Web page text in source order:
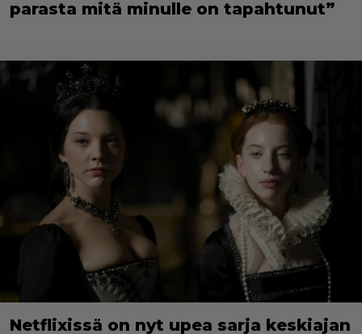
parasta mitä minulle on tapahtunut”
Netflixissä on nyt upea sarja keskiajan